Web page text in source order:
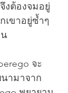
งต้องจมอยู่
เขาอยู่ซ้ำๆ
จะ
ามาจาก